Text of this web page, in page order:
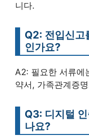
니다.
Q2: 전입신고
인가요?
A2: 필요한 서류에
약서, 가족관계증
Q3: 디지털
나요?